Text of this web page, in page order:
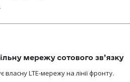
мережу сотового зв’язку
LTE-мережу на лінії фронту.